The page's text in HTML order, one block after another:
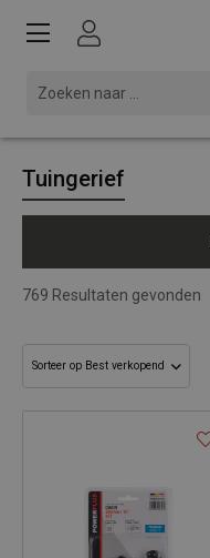
Tuingerief
769 Resultaten gevonden